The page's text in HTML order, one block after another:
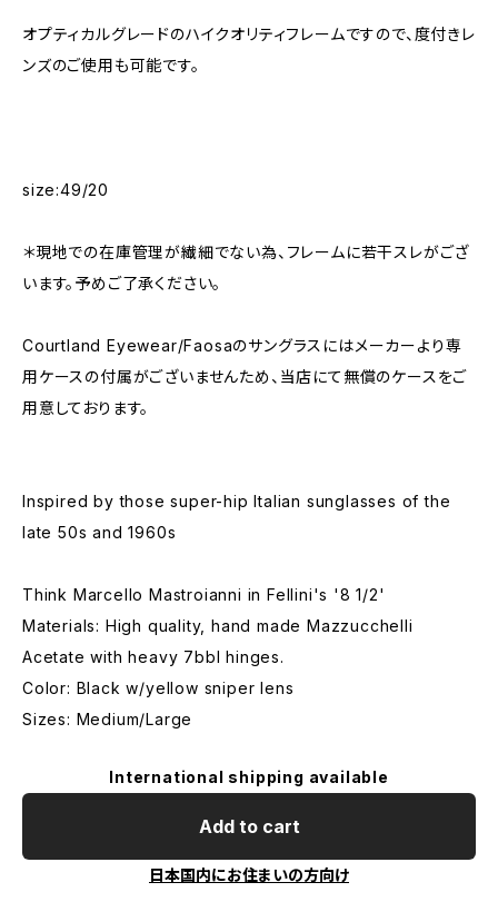
オプティカルグレードのハイクオリティフレームですので、度付きレ
ンズのご使用も可能です。
size:49/20
＊現地での在庫管理が繊細でない為、フレームに若干スレがござ
います。予めご了承ください。
Courtland Eyewear/Faosaのサングラスにはメーカーより専
用ケースの付属がございませんため、当店にて無償のケースをご
用意しております。
Inspired by those super-hip Italian sunglasses of the
late 50s and 1960s
Think Marcello Mastroianni in Fellini's '8 1/2'
Materials: High quality, hand made Mazzucchelli
Acetate with heavy 7bbl hinges.
Color: Black w/yellow sniper lens
Sizes: Medium/Large
International shipping available
Add to cart
日本国内にお住まいの方向け